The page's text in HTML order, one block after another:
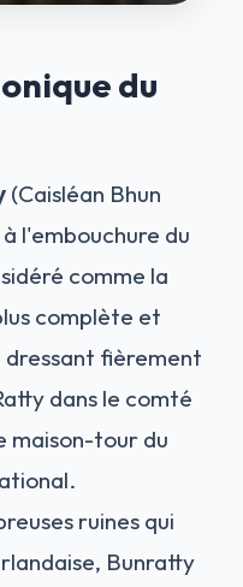
du
(Caisléan Bhun
l'embouchure du
comme la
complète et
fièrement
dans le comté
maison-tour du
ruines qui
Bunratty